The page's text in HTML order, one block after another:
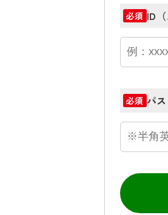
必須 ID
必須 パ